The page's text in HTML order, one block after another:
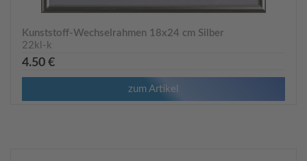
Kunststoff-Wechselrahmen 18x24 cm Silber
22kl-k
4.50 €
zum Artikel